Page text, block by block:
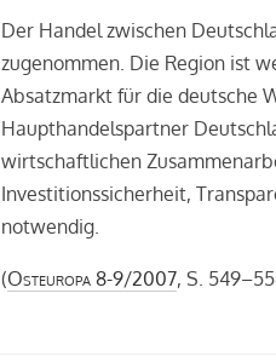
Der Handel zwischen
zugenommen. Die Region ist
Absatzmarkt für die deutsche
Haupthandelspartner
wirtschaftlichen
Investitionssicherheit,
notwendig.
(Osteuropa 8-9/2007, S.